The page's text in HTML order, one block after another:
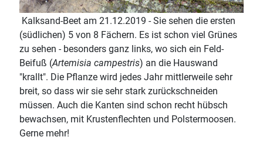
Kalksand-Beet am 21.12.2019 - Sie sehen die ersten
(südlichen) 5 von 8 Fächern. Es ist schon viel Grünes
zu sehen - besonders ganz links, wo sich ein Feld-
Beifuß (Artemisia campestris) an die Hauswand
"krallt". Die Pflanze wird jedes Jahr mittlerweile sehr
breit, so dass wir sie sehr stark zurückschneiden
müssen. Auch die Kanten sind schon recht hübsch
bewachsen, mit Krustenflechten und Polstermoosen.
Gerne mehr!